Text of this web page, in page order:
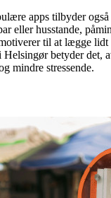
apps tilbyder
eller husstande,
til at lægge lidt
Helsingør betyder det,
mindre stressende.